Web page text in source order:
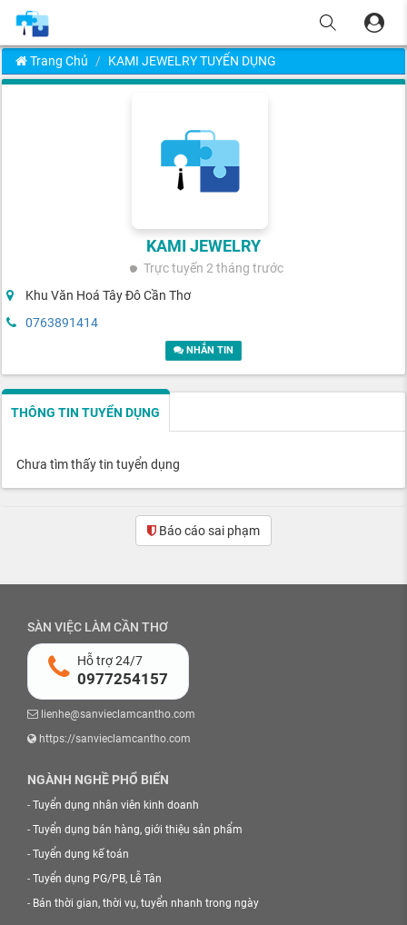
Trang Chủ KAMI JEWELRY TUYỂN DỤNG
KAMI JEWELRY
Trực tuyến 2 tháng trước
Khu Văn Hoá Tây Đô Cần Thơ
0763891414
NHẮN TIN
THÔNG TIN TUYỂN DỤNG
Chưa tìm thấy tin tuyển dụng
Báo cáo sai phạm
SÀN VIỆC LÀM CẦN THƠ
Hỗ trợ 24/7
0977254157
lienhe@sanvieclamcantho.com
https://sanvieclamcantho.com
NGÀNH NGHỀ PHỔ BIẾN
- Tuyển dụng nhân viên kinh doanh
- Tuyển dụng bán hàng, giới thiệu sản phẩm
- Tuyển dụng kế toán
- Tuyển dụng PG/PB, Lễ Tân
- Bán thời gian, thời vụ, tuyển nhanh trong ngày